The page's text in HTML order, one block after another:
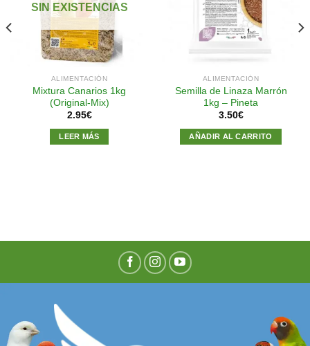
lista de
SIN EXISTENCIAS
ALIMENTACIÓN
Mixtura Canarios 1kg
(Original-Mix)
2.95€
LEER MÁS
ALIMENTACIÓN
Semilla de Linaza Marrón
1kg – Pineta
3.50€
AÑADIR AL CARRITO